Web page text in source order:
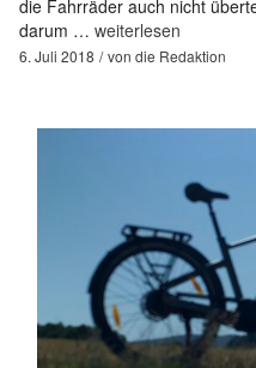
die Fahrräder auch nicht
darum … weiterlesen
6. Juli 2018 von die Redaktion